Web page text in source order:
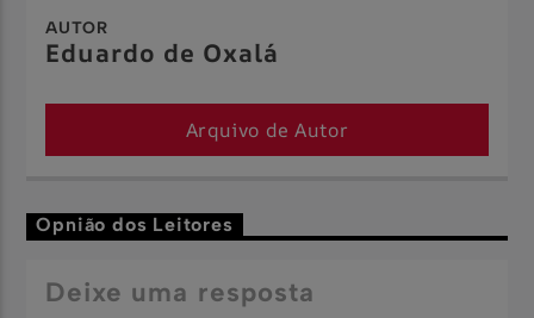
AUTOR
Eduardo de Oxalá
Arquivo de Autor
Opnião dos Leitores
Deixe uma resposta